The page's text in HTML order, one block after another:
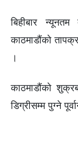
बिहीबार
काठमाडौंको
।
काठमाडौंको
डिग्रीसम्म पुग्ने